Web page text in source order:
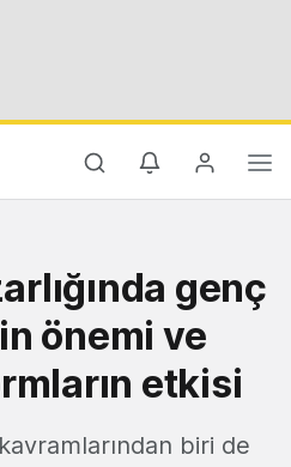
genç
önemi ve
etkisi
biri de